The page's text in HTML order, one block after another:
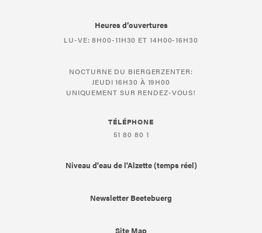
Heures d’ouvertures
LU-VE: 8H00-11H30 ET 14H00-16H30
NOCTURNE DU BIERGERZENTER:
JEUDI 16H30 À 19H00
UNIQUEMENT SUR RENDEZ-VOUS!
TÉLÉPHONE
51 80 80 1
Niveau d'eau de l'Alzette (temps réel)
Newsletter Beetebuerg
Site Map